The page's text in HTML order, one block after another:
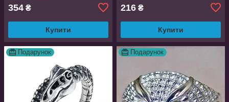
354 ₴
Купити
216 ₴
Купити
Подарунок Подарунок